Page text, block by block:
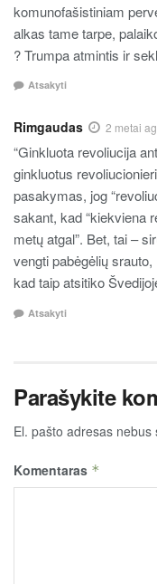
komunofašistiniam
alkas tame tarpe,
? Trumpa atmintis ir
Atsakyti
Rimgaudas 2 metai
“Ginkluota revoliucija
ginkluotus
pasakymas, jog
sakant, kad “kiekviena
metų atgal”. Bet, tai –
vengti pabėgėlių
kad taip atsitiko
Atsakyti
Parašykite
El. pašto adresas nebus
Komentaras *